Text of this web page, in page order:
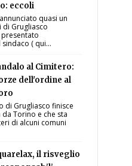
eccoli
quasi un
di Grugliasco
( qui...
al Cimitero:
dell'ordine al
di Grugliasco finisce
Torino e che sta
di alcuni comuni
il risveglio